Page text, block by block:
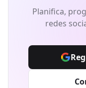
Planifica,
redes